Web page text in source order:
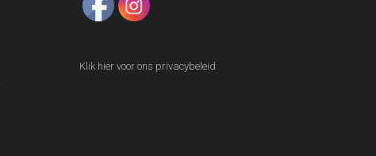
Klik hier voor ons privacybeleid